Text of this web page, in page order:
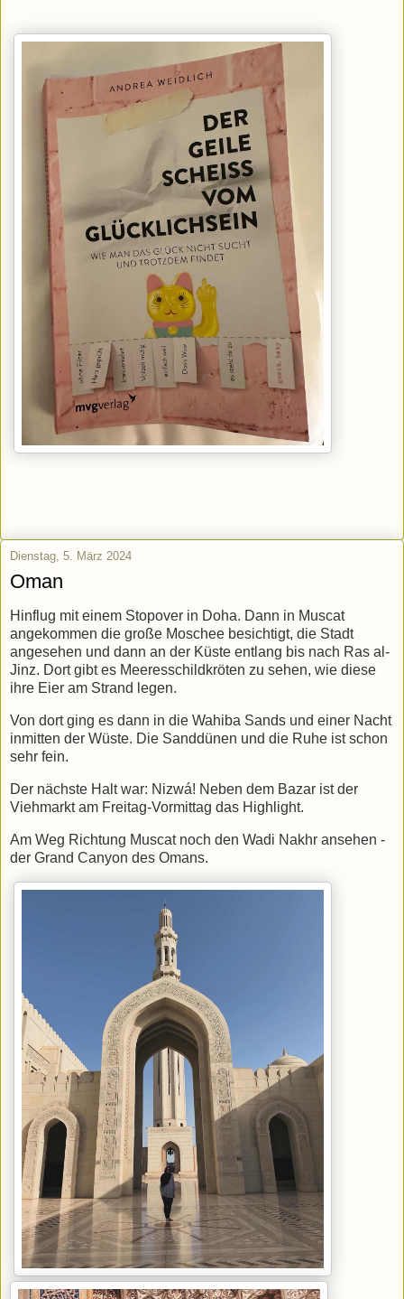
Dienstag, 5. März 2024
Oman
Hinflug mit einem Stopover in Doha. Dann in Muscat
angekommen die große Moschee besichtigt, die Stadt
angesehen und dann an der Küste entlang bis nach Ras al-
Jinz. Dort gibt es Meeresschildkröten zu sehen, wie diese
ihre Eier am Strand legen.
Von dort ging es dann in die Wahiba Sands und einer Nacht
inmitten der Wüste. Die Sanddünen und die Ruhe ist schon
sehr fein.
Der nächste Halt war: Nizwá! Neben dem Bazar ist der
Viehmarkt am Freitag-Vormittag das Highlight.
Am Weg Richtung Muscat noch den Wadi Nakhr ansehen -
der Grand Canyon des Omans.